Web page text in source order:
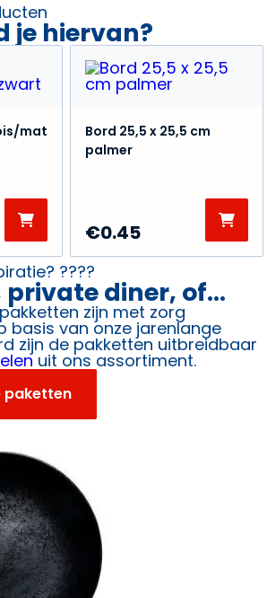
je hiervan?
mat
Bord 25,5 x 25,5 cm
palmer
€0.45
????
diner, of...
zijn met zorg
basis van onze jarenlange
zijn de pakketten uitbreidbaar
uit ons assortiment.
paketten